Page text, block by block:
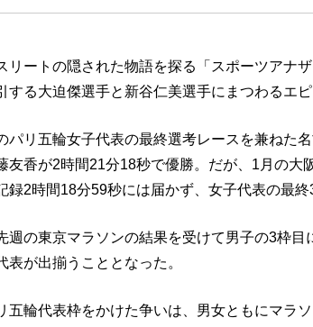
リートの隠された物語を探る「スポーツアナ
する大迫傑選手と新谷仁美選手にまつわるエピ
パリ五輪女子代表の最終選考レースを兼ねた
友香が2時間21分18秒で優勝。だが、1月の大
録2時間18分59秒には届かず、女子代表の最終
週の東京マラソンの結果を受けて男子の3枠
表が出揃うこととなった。
五輪代表枠をかけた争いは、男女ともにマラ